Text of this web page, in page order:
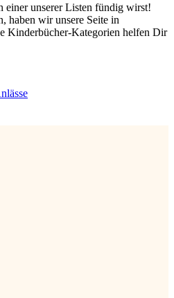
einer unserer Listen fündig wirst!
haben wir unsere Seite in
Kinderbücher-Kategorien helfen Dir